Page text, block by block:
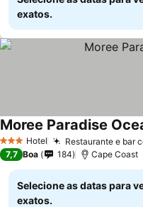
exatos.
3 EstrelasHotel Restaurante e bar
Moree Paradise
7,7 Boa 184 Cape Coast
Selecione as datas para
exatos.